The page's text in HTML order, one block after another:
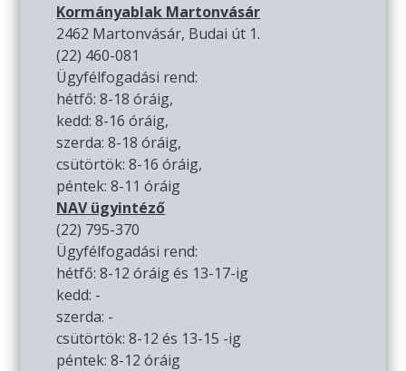
Kormányablak Martonvásár
2462 Martonvásár, Budai út 1.
(22) 460-081
Ügyfélfogadási rend:
hétfő: 8-18 óráig,
kedd: 8-16 óráig,
szerda: 8-18 óráig,
csütörtök: 8-16 óráig,
péntek: 8-11 óráig
NAV ügyintéző
(22) 795-370
Ügyfélfogadási rend:
hétfő: 8-12 óráig és 13-17-ig
kedd: -
szerda: -
csütörtök: 8-12 és 13-15 -ig
péntek: 8-12 óráig